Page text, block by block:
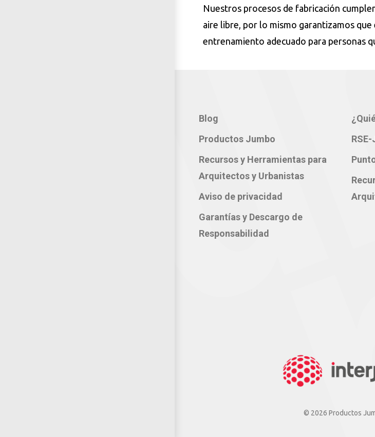
Nuestros procesos de fabricación
aire libre, por lo mismo garantizamos
entrenamiento adecuado para personas
Blog
Productos Jumbo
Recursos y Herramientas para
Arquitectos y Urbanistas
Aviso de privacidad
Garantías y Descargo de
Responsabilidad
© 2026 Productos